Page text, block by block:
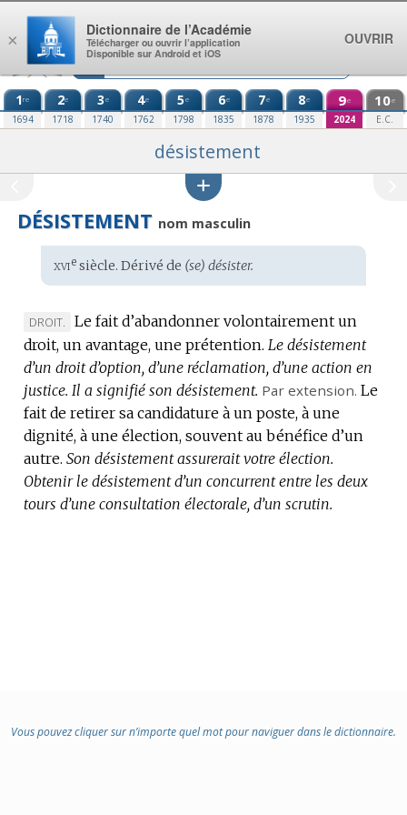
Aller au contenu
1re
1694
2e
1718
3e
1740
4e
1762
5e
1798
6e
1835
7e
1878
8e
1935
9e
2024
10e
E.C.
désistement
DÉSISTEMENT nom masculin
Étymologie
:
xviesiècle. Dérivé de (se) désister.
MARQUE
DE
DOMAINE
:
DROIT.
Le fait d’abandonner volontairement un
droit, un avantage, une prétention. Le désistement
d’un droit d’option, d’une réclamation, d’une action en
justice. Il a signifié son désistement. Par extension. Le
fait de retirer sa candidature à un poste, à une
dignité, à une élection, souvent au bénéfice d’un
autre. Son désistement assurerait votre élection.
Obtenir le désistement d’un concurrent entre les deux
tours d’une consultation électorale, d’un scrutin.
Vous pouvez cliquer sur n’importe quel mot pour naviguer dans le dictionnaire.
×
Dictionnaire de l’Académie
Télécharger ou ouvrir l’application
Disponible sur Android et iOS
OUVRIR